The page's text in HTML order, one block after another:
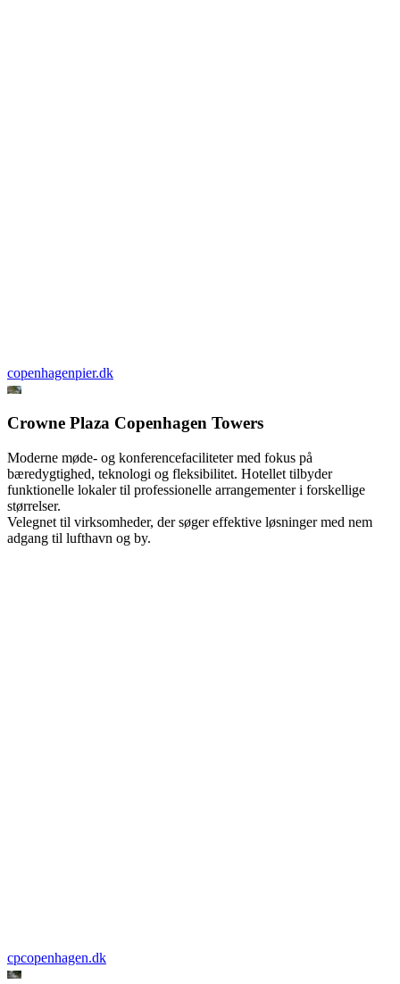
copenhagenpier.dk
Crowne Plaza Copenhagen Towers
Moderne møde- og konferencefaciliteter med fokus på
bæredygtighed, teknologi og fleksibilitet. Hotellet tilbyder
funktionelle lokaler til professionelle arrangementer i forskellige
størrelser.
Velegnet til virksomheder, der søger effektive løsninger med nem
adgang til lufthavn og by.
cpcopenhagen.dk